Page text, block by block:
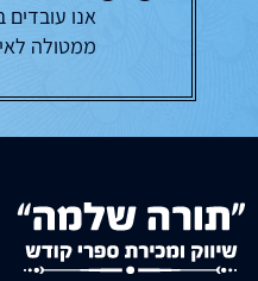
אנו
ממטולה